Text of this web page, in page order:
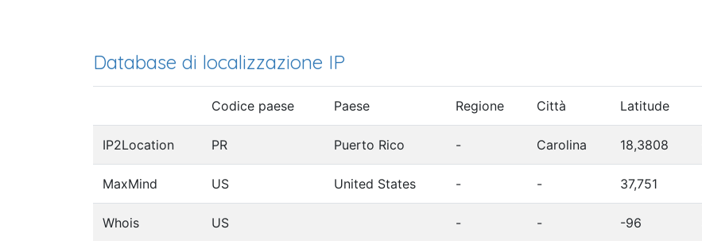
Database di localizzazione IP
Codice paese Paese Regione Città Latitude
IP2Location PR Puerto Rico - Carolina 18,3808
MaxMind US United States - - 37,751
Whois US - - -96